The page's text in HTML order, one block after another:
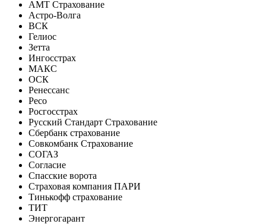
АМТ Страхование
Астро-Волга
ВСК
Гелиос
Зетта
Ингосстрах
МАКС
ОСК
Ренессанс
Ресо
Росгосстрах
Русский Стандарт Страхование
Сбербанк страхование
Совкомбанк Страхование
СОГАЗ
Согласие
Спасские ворота
Страховая компания ПАРИ
Тинькофф страхование
ТИТ
Энергогарант